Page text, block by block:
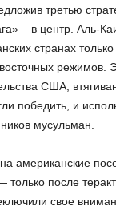
третью
– в центр. Аль-
странах только
режимов.
США,
победить, и
мусульман.
американские
после
свое